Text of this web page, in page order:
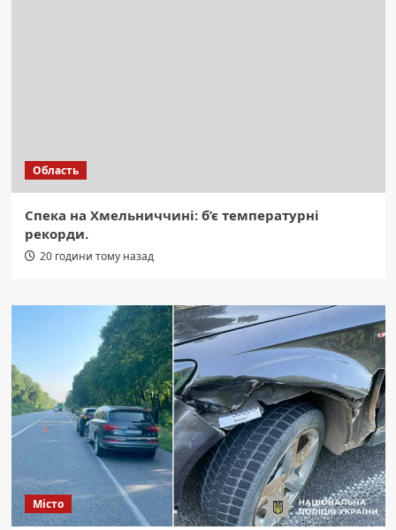
Область
Спека на Хмельниччині: б’є температурні
рекорди.
20 години тому назад
Місто